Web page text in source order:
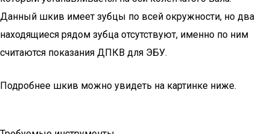
Данный шкив имеет зубцы по всей окружности, но два
находящиеся рядом зубца отсутствуют, именно по ним
считаются показания ДПКВ для ЭБУ.
Подробнее шкив можно увидеть на картинке ниже.